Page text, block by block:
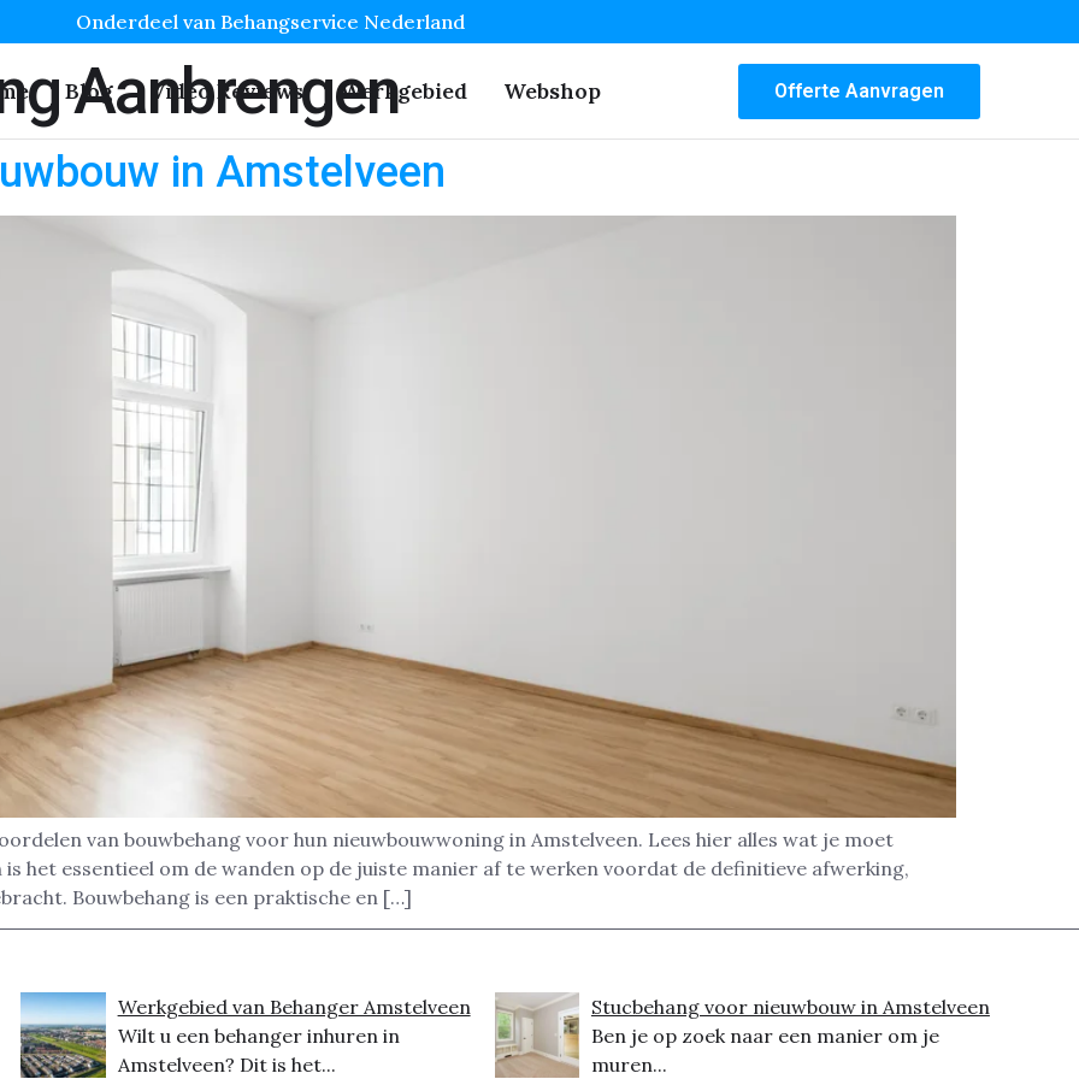
Onderdeel van Behangservice Nederland
Blog Video Reviews Werkgebied Webshop Offerte Aanvragen
Aanbrengen
in Amstelveen
van bouwbehang voor hun nieuwbouwwoning in Amstelveen. Lees hier alles wat je moet
het essentieel om de wanden op de juiste manier af te werken voordat de definitieve afwerking,
Bouwbehang is een praktische en […]
Werkgebied van Behanger Amstelveen
Wilt u een behanger inhuren in
Amstelveen? Dit is het...
Stucbehang voor nieuwbouw in Amstelveen
Ben je op zoek naar een manier om je
muren...